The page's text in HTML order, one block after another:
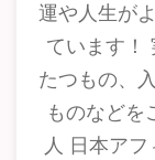
運や人生が
ています！
たつもの、
ものなどを
人 日本ア